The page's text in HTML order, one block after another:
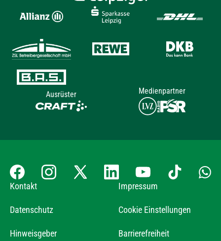
Ausrüster Medienpartner
Kontakt Impressum
Datenschutz Cookie Einstellungen
Hinweisgeber Barrierefreiheit